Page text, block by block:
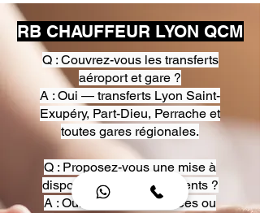
RB CHAUFFEUR LYON QCM
Q : Couvrez-vous les transferts
aéroport et gare ?
A : Oui — transferts Lyon Saint-
Exupéry, Part-Dieu, Perrache et
toutes gares régionales.
Q : Proposez-vous une mise à
disposition pour événements ?
A : Oui — heures, journées ou